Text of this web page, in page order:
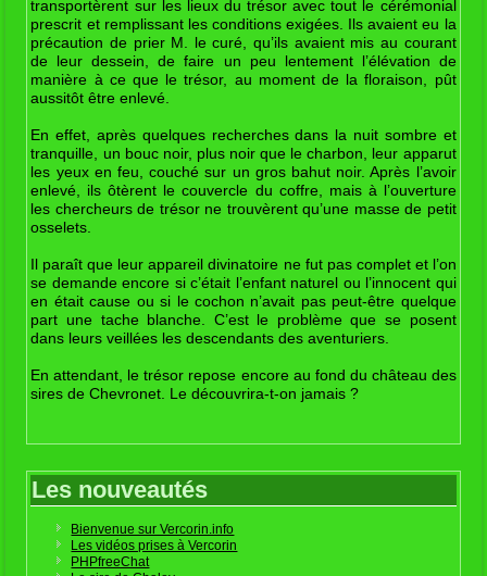
transportèrent sur les lieux du trésor avec tout le cérémonial
prescrit et remplissant les conditions exigées. Ils avaient eu la
précaution de prier M. le curé, qu’ils avaient mis au courant
de leur dessein, de faire un peu lentement l’élévation de
manière à ce que le trésor, au moment de la floraison, pût
aussitôt être enlevé.
En effet, après quelques recherches dans la nuit sombre et
tranquille, un bouc noir, plus noir que le charbon, leur apparut
les yeux en feu, couché sur un gros bahut noir. Après l’avoir
enlevé, ils ôtèrent le couvercle du coffre, mais à l’ouverture
les chercheurs de trésor ne trouvèrent qu’une masse de petit
osselets.
Il paraît que leur appareil divinatoire ne fut pas complet et l’on
se demande encore si c’était l’enfant naturel ou l’innocent qui
en était cause ou si le cochon n’avait pas peut-être quelque
part une tache blanche. C’est le problème que se posent
dans leurs veillées les descendants des aventuriers.
En attendant, le trésor repose encore au fond du château des
sires de Chevronet. Le découvrira-t-on jamais ?
Les nouveautés
Bienvenue sur Vercorin.info
Les vidéos prises à Vercorin
PHPfreeChat